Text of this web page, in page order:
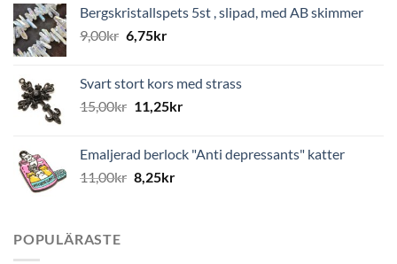
Bergskristallspets 5st , slipad, med AB skimmer
9,00kr 6,75kr
Svart stort kors med strass
15,00kr 11,25kr
Emaljerad berlock "Anti depressants" katter
11,00kr 8,25kr
POPULÄRASTE